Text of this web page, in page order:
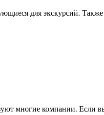
для экскурсий.
многие компании. Если